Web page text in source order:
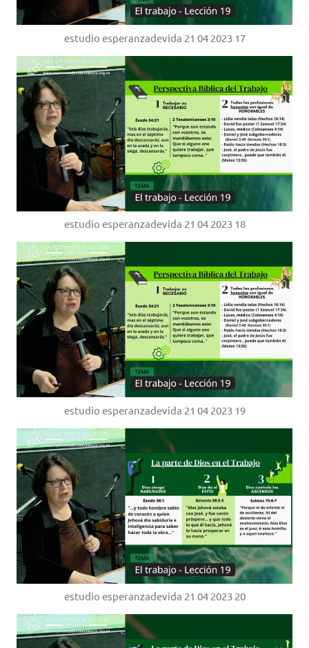
estudio esperanzadevida 21 04 2023 17
estudio esperanzadevida 21 04 2023 18
estudio esperanzadevida 21 04 2023 19
estudio esperanzadevida 21 04 2023 20